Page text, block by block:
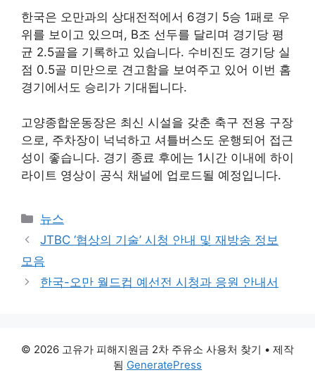
한국은 오만과의 상대전적에서 6경기 5승 1패로 우
위를 보이고 있으며, B조 선두를 달리며 경기당 평
균 2.5골을 기록하고 있습니다. 수비진도 경기당 실
점 0.5골 미만으로 견고함을 보여주고 있어 이번 홈
경기에서도 승리가 기대됩니다.
고양종합운동장은 최신 시설을 갖춘 축구 전용 구장
으로, 주차장이 넉넉하고 셔틀버스도 운행되어 접근
성이 좋습니다. 경기 종료 후에는 1시간 이내에 하이
라이트 영상이 공식 채널에 업로드될 예정입니다.
카
테
리
뉴스
JTBC ‘협상의 기술’ 시청 안내 및 재방송 정보
모음
한국-오만 월드컵 예선전 시청과 응원 안내서
© 2026 고유가 피해지원금 2차 주유소 사용처 찾기 • 제작
됨 GeneratePress